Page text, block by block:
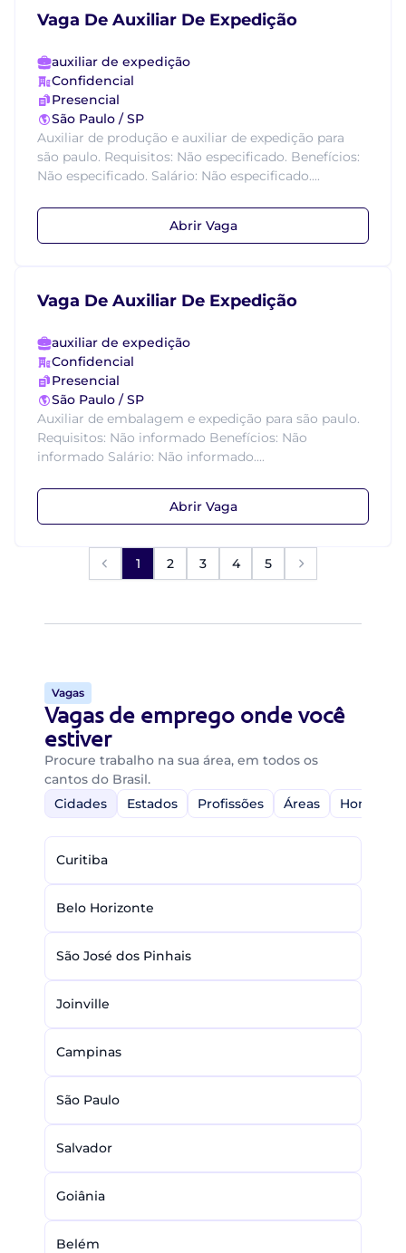
Vaga De Auxiliar De Expedição
auxiliar de expedição
Confidencial
Presencial
São Paulo / SP
Auxiliar de produção e auxiliar de expedição para
são paulo. Requisitos: Não especificado. Benefícios:
Não especificado. Salário: Não especificado....
Abrir Vaga
Vaga De Auxiliar De Expedição
auxiliar de expedição
Confidencial
Presencial
São Paulo / SP
Auxiliar de embalagem e expedição para são paulo.
Requisitos: Não informado Benefícios: Não
informado Salário: Não informado....
Abrir Vaga
1 2 3 4 5
Vagas
Vagas de emprego onde você
estiver
Procure trabalho na sua área, em todos os
cantos do Brasil.
Cidades
Estados Profissões Áreas Home-
Curitiba
Belo Horizonte
São José dos Pinhais
Joinville
Campinas
São Paulo
Salvador
Goiânia
Belém